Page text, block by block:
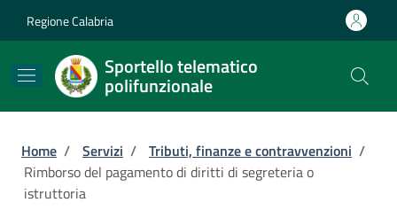
Regione Calabria
Sportello telematico
polifunzionale
Briciole di pane
Home / Servizi / Tributi, finanze e contravvenzioni /
Rimborso del pagamento di diritti di segreteria o
istruttoria